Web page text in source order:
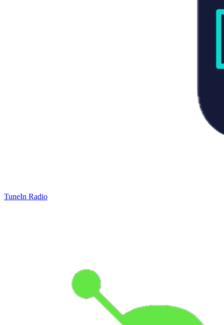
TuneIn Radio